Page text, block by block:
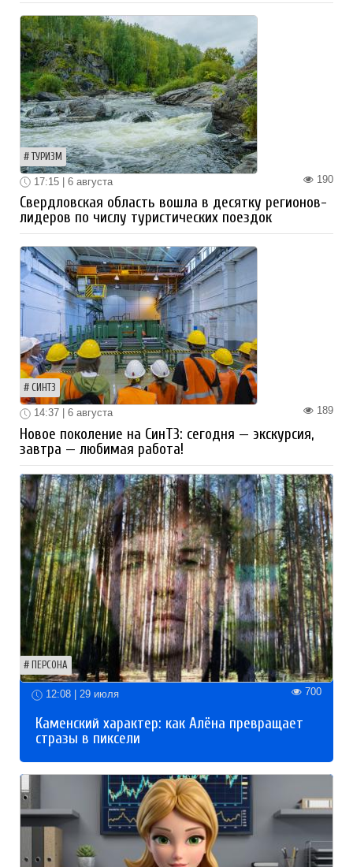
ТУРИЗМ
190
17:15 | 6 августа
Свердловская область вошла в десятку регионов-
лидеров по числу туристических поездок
СИНТЗ
189
14:37 | 6 августа
Новое поколение на СинТЗ: сегодня — экскурсия,
завтра — любимая работа!
ПЕРСОНА
12:08 | 29 июля 700
Каменский характер: как Алёна превращает
стразы в пиксели